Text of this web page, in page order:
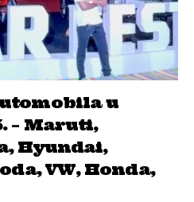
u
– Maruti,
Hyundai,
VW, Honda,